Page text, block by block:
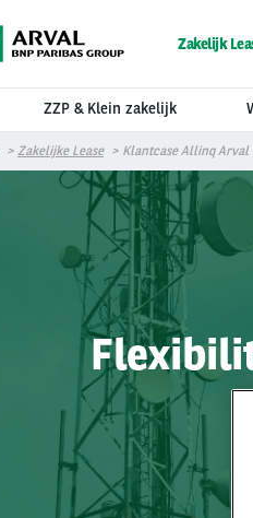
Zakelijk
ZZP & Klein zakelijk
Zakelijke Lease Klantcase Allinq Arval